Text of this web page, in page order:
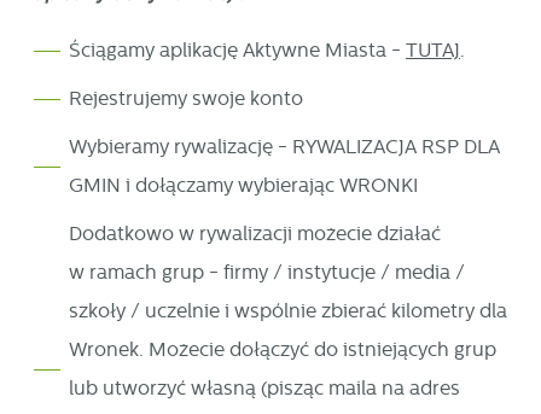
Ściągamy aplikację Aktywne Miasta - TUTAJ.
Rejestrujemy swoje konto
Wybieramy rywalizację - RYWALIZACJA RSP DLA
GMIN i dołączamy wybierając WRONKI
Dodatkowo w rywalizacji możecie działać
w ramach grup - firmy / instytucje / media /
szkoły / uczelnie i wspólnie zbierać kilometry dla
Wronek. Możecie dołączyć do istniejących grup
lub utworzyć własną (pisząc maila na adres